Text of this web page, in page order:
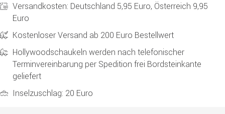
Versandkosten: Deutschland 5,95 Euro, Österreich 9,95
Euro
Kostenloser Versand ab 200 Euro Bestellwert
Hollywoodschaukeln werden nach telefonischer
Terminvereinbarung per Spedition frei Bordsteinkante
geliefert
Inselzuschlag: 20 Euro